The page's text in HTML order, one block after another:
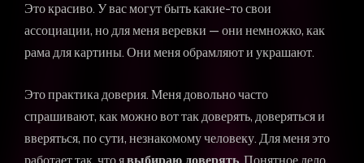
Это красиво. У вас могут быть какие-то свои
ассоциации, но для меня веревки — они немножко, как
рама для картины. Они меня обрамляют и украшают.
Это практика доверия. Меня довольно часто
спрашивают, как можно вот так доверять, доверяться и
вверяться, по сути, незнакомому человеку. Для меня это